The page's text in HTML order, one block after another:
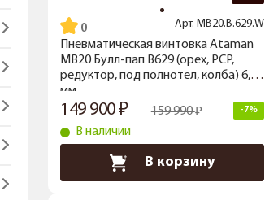
Арт. MB20.B.629.W
Пневматическая винтовка Ataman
MB20 Булл-пап B629 (орех, PCP,
редуктор, под полнотел, колба) 6,35
мм
149 900 159 990 -7%
В наличии
В корзину